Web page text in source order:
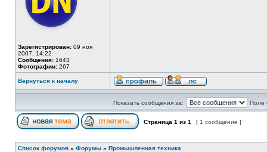
Зарегистрирован: 09 ноя
2007, 14:22
Сообщения: 1643
Фотографии: 267
Вернуться к началу
Показать сообщения за: Поле
Страница 1 из 1 [ 1 сообщение ]
Список форумов » Форумы » Промышленная техника